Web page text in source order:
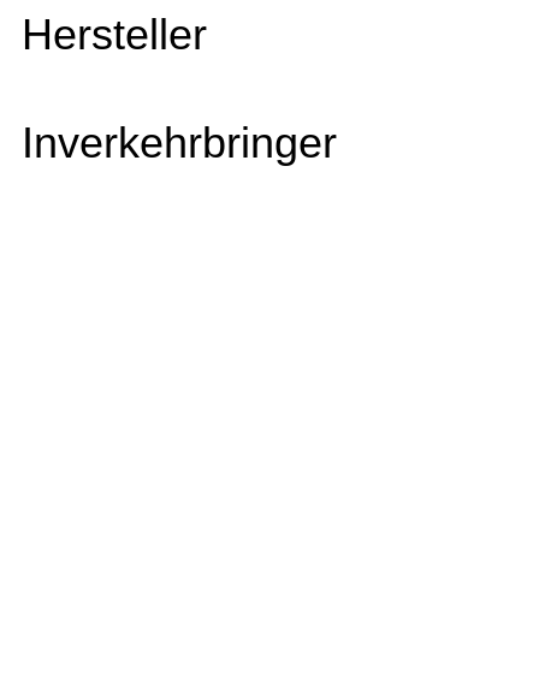
Hersteller
Inverkehrbringer